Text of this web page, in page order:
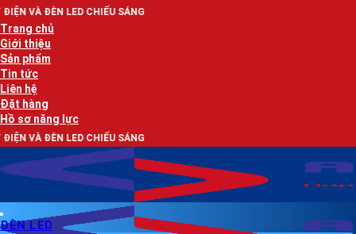
Bỏ
qua
nội
dung
SÁNG
Trang chủ
Giới thiệu
Sản phẩm
Tin tức
Liên hệ
Đặt hàng
Hồ sơ năng lực
SÁNG
ĐÈN LED